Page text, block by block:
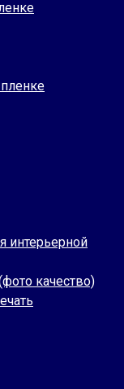
интерьерной
качество)